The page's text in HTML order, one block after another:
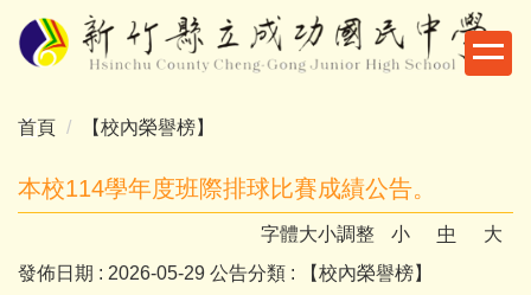
跳
到
內
區
首頁 【校內榮譽榜】
本校114學年度班際排球比賽成績公告。
字體大小調整 小 中
大
發佈日期 : 2026-05-29 公告分類 :
【校內榮譽榜】